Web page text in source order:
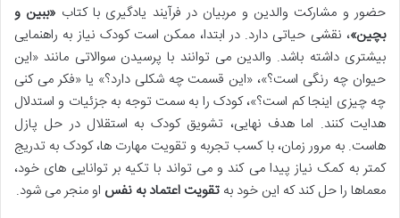
حضور و مشارکت والدین و مربیان در فرآیند یادگیری با کتاب «ببین و
بچین»، نقشی حیاتی دارد. در ابتدا، ممکن است کودک نیاز به راهنمایی
بیشتری داشته باشد. والدین می توانند با پرسیدن سوالاتی مانند «این
حیوان چه رنگی است؟»، «این قسمت چه شکلی دارد؟» یا «فکر می کنی
چه چیزی اینجا کم است؟»، کودک را به سمت توجه به جزئیات و استدلال
هدایت کنند. اما هدف نهایی، تشویق کودک به استقلال در حل پازل
هاست. به مرور زمان، با کسب تجربه و تقویت مهارت ها، کودک به تدریج
کمتر به کمک نیاز پیدا می کند و می تواند با تکیه بر توانایی های خود،
معماها را حل کند که این خود به تقویت اعتماد به نفس او منجر می شود.